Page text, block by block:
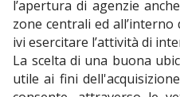
l’apertura di agenzie
zone centrali ed
ivi esercitare l’attività di
La scelta di una buona
utile ai fini